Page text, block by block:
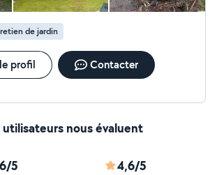
de jardin
profil Contacter
utilisateurs nous évaluent
5 4,6/5